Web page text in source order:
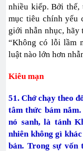
nhiều kiếp. Bởi thế,
mục tiêu chính yếu
giới nhẫn nhục, hãy
“Không có lỗi lầm
luật nào lớn hơn
Kiêu mạn
51. Chớ chạy theo
tâm thức bám
nó sanh, là tánh
nhiên không gì
bản. Trong sự